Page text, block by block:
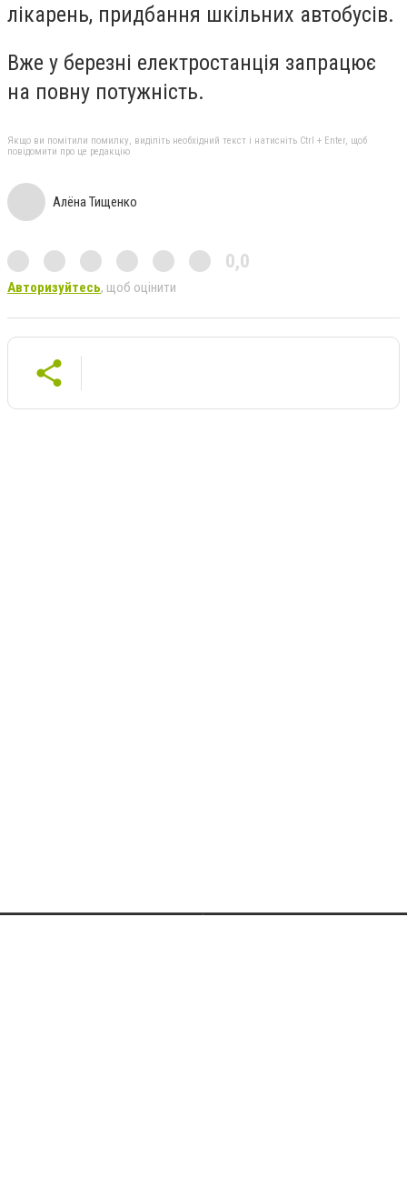
лікарень, придбання шкільних автобусів.
Вже у березні електростанція запрацює
на повну потужність.
Якщо ви помітили помилку, виділіть необхідний текст і натисніть Ctrl + Enter, щоб
повідомити про це редакцію
Алёна Тищенко
0,0
Авторизуйтесь, щоб оцінити